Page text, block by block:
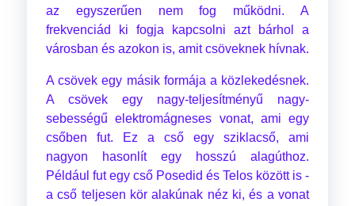
az egyszerűen nem fog működni. A
frekvenciád ki fogja kapcsolni azt bárhol a
városban és azokon is, amit csöveknek hívnak.
A csövek egy másik formája a közlekedésnek.
A csövek egy nagy-teljesítményű nagy-
sebességű elektromágneses vonat, ami egy
csőben fut. Ez a cső egy sziklacső, ami
nagyon hasonlít egy hosszú alagúthoz.
Például fut egy cső Posedid és Telos között is -
a cső teljesen kör alakúnak néz ki, és a vonat